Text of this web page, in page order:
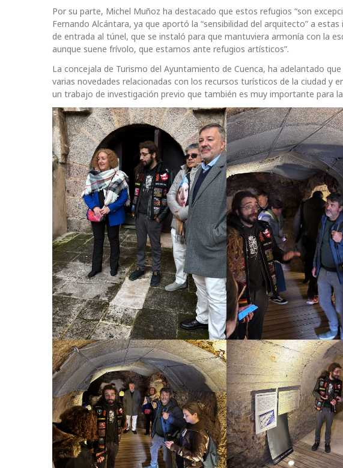
Por su parte, Michel Muñoz ha destacado que estos refugios “son
Fernando Alcántara, ya que aportó la “sensibilidad del arquitecto” a
de entrada al túnel, que se instaló para que mantuviera armonía con la
aunque suene frívolo, que estamos ante refugios artísticos”.
La concejala de Turismo del Ayuntamiento de Cuenca, ha adelantado
varias novedades relacionadas con los recursos turísticos de la ciudad y
un trabajo de investigación previo que también es muy importante para la